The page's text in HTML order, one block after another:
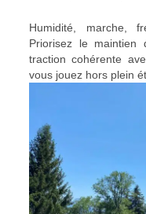
Humidité, marche,
Priorisez le maintien
traction cohérente
vous jouez hors plein